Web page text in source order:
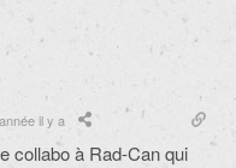
il y a
collabo à Rad-Can qui